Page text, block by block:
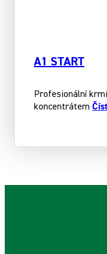
A1 START
Profesionální
koncentrátem